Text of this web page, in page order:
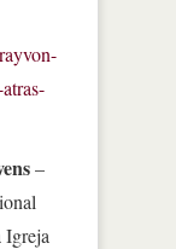
–
Igreja